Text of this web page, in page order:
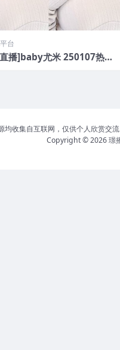
台
播]baby尤米 250107热舞
均收集自互联网，仅供个人欣赏交
Copyright © 2026璟